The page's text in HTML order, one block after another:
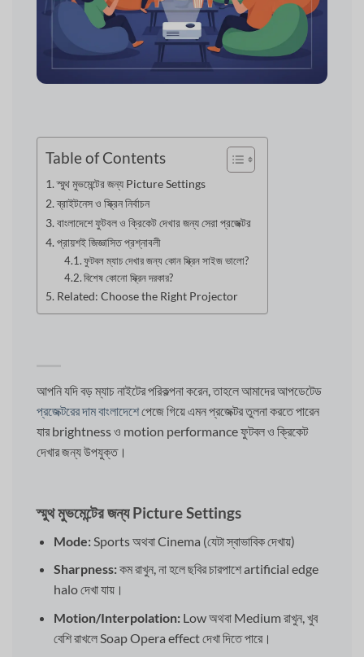
Table of Contents
স্মুথ মুভমেন্টের জন্য Picture Settings
ব্রাইটনেস ও স্ক্রিন নির্বাচন
বাংলাদেশে ফুটবল ও ক্রিকেট দেখার জন্য সেরা প্রজেক্টর
প্রায়শই জিজ্ঞাসিত প্রশ্নাবলী
ফুটবল ম্যাচ দেখার জন্য কোন স্ক্রিন সাইজ ভালো?
বিশেষ কোনো স্ক্রিন দরকার?
Related: Choose the Right Projector
আপনি যদি বড় ম্যাচ নাইটের পরিকল্পনা করেন, তাহলে আমাদের আপডেটেড
প্রজেক্টরের দাম বাংলাদেশেপেজে গিয়ে এমন প্রজেক্টর তুলনা করতে পারেন
যার brightness ও motion performance ফুটবল ও ক্রিকেট
দেখার জন্য উপযুক্ত।
স্মুথ মুভমেন্টের জন্য Picture Settings
Mode:Sports অথবা Cinema (যেটা স্বাভাবিক দেখায়)
Sharpness:কম রাখুন, না হলে ছবির চারপাশে artificial edge
halo দেখা যায়।
Motion/Interpolation:Low অথবা Medium রাখুন, খুব
বেশি রাখলে Soap Opera effect দেখা দিতে পারে।